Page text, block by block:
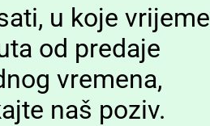
u koje vrijeme
od predaje
vremena,
naš poziv.